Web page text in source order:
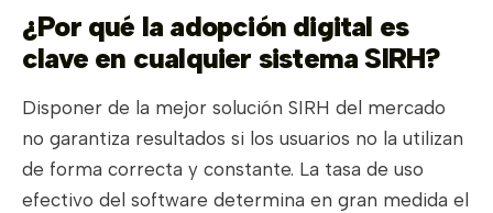
¿Por qué la adopción digital es
clave en cualquier sistema SIRH?
Disponer de la mejor solución SIRH del mercado
no garantiza resultados si los usuarios no la utilizan
de forma correcta y constante. La tasa de uso
efectivo del software determina en gran medida el